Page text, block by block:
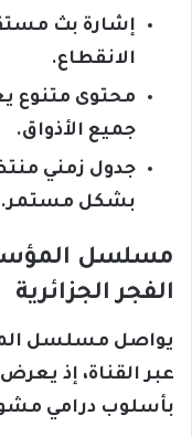
إشارة بث
الانقطاع.
محتوى متنوع
جميع الأذواق.
جدول زمني
بشكل مستمر.
مسلسل
الفجر الجزائرية
يواصل مسلسل
عبر القناة، إذ
بأسلوب درامي